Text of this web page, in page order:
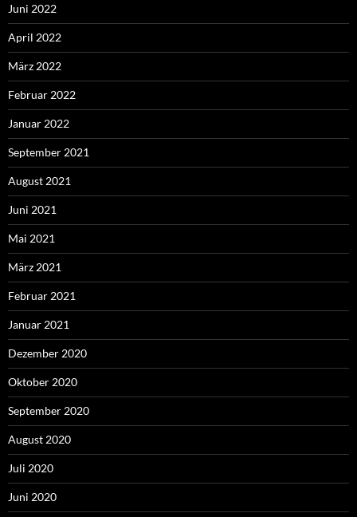
Juni 2022
April 2022
März 2022
Februar 2022
Januar 2022
September 2021
August 2021
Juni 2021
Mai 2021
März 2021
Februar 2021
Januar 2021
Dezember 2020
Oktober 2020
September 2020
August 2020
Juli 2020
Juni 2020